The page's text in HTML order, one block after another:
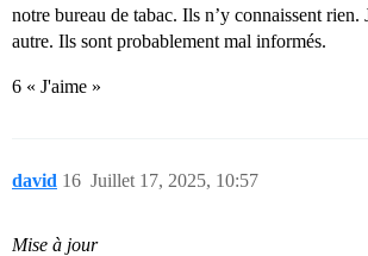
notre bureau de tabac. Ils n’y connaissent rien.
autre. Ils sont probablement mal informés.
6 « J'aime »
david Juillet 17, 2025, 10:57
16
Mise à jour